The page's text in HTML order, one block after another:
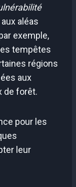
aléas
exemple,
tempêtes
régions
aux
de forêt.
pour les
leur